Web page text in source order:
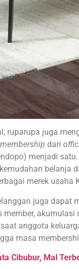
ruparupa juga
membership dari
menjadi
belanja
merek usaha
juga dapat
anggota
masa
Cibubur, Mal